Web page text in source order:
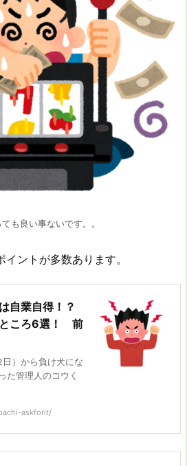
も良い事ないです。。
ントが多数あります。
自業自得！？
ころ6選！ 前
）から負け犬にな
た管理人のコウく
askforit/